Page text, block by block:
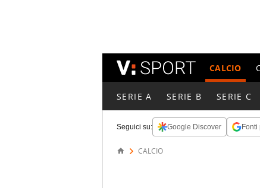
CALCIO
SERIE A SERIE B SERIE C
Seguici su: Google Discover Fonti
CALCIO